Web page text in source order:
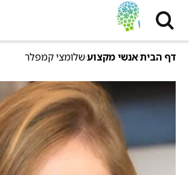
דף הביתאנשי מקצועשלומצי קמפלר